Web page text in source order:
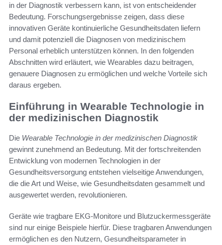
in der Diagnostik verbessern kann, ist von entscheidender
Bedeutung. Forschungsergebnisse zeigen, dass diese
innovativen Geräte kontinuierliche Gesundheitsdaten liefern
und damit potenziell die Diagnosen von medizinischem
Personal erheblich unterstützen können. In den folgenden
Abschnitten wird erläutert, wie Wearables dazu beitragen,
genauere Diagnosen zu ermöglichen und welche Vorteile sich
daraus ergeben.
Einführung in Wearable Technologie in
der medizinischen Diagnostik
Die Wearable Technologie in der medizinischen Diagnostik
gewinnt zunehmend an Bedeutung. Mit der fortschreitenden
Entwicklung von modernen Technologien in der
Gesundheitsversorgung entstehen vielseitige Anwendungen,
die die Art und Weise, wie Gesundheitsdaten gesammelt und
ausgewertet werden, revolutionieren.
Geräte wie tragbare EKG-Monitore und Blutzuckermessgeräte
sind nur einige Beispiele hierfür. Diese tragbaren Anwendungen
ermöglichen es den Nutzern, Gesundheitsparameter in